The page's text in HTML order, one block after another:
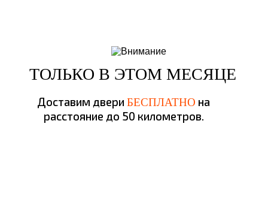
ТОЛЬКО В ЭТОМ МЕСЯЦЕ
Доставим двери БЕСПЛАТНО на
расстояние до 50 километров.